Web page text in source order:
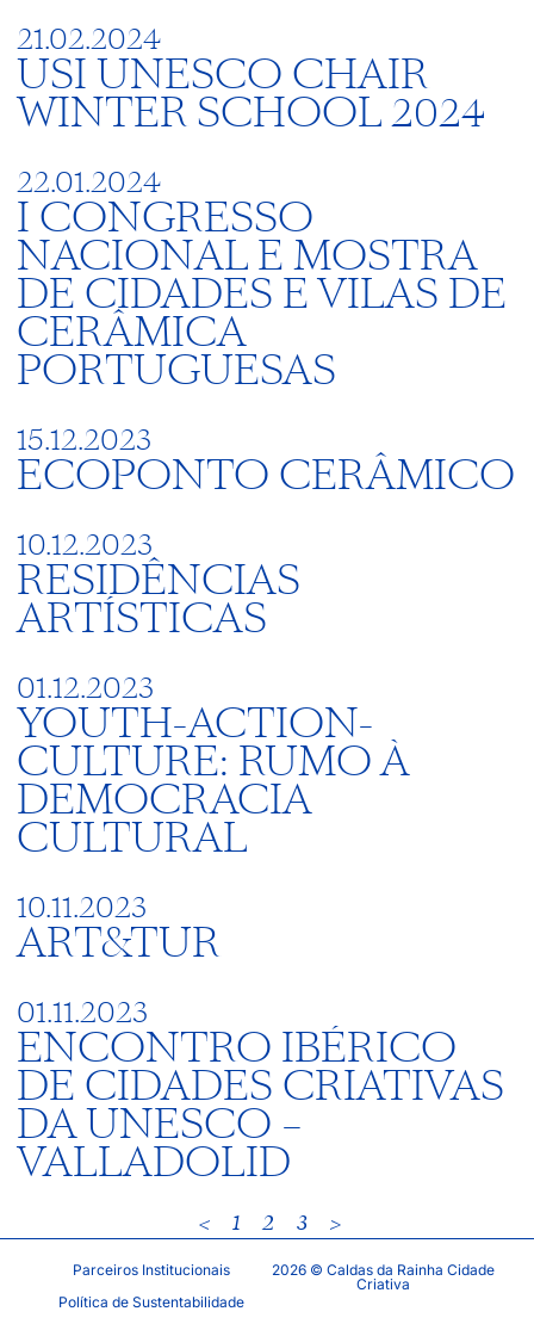
21.02.2024
USI UNESCO CHAIR
WINTER SCHOOL 2024
22.01.2024
I CONGRESSO
NACIONAL E MOSTRA
DE CIDADES E VILAS DE
CERÂMICA
PORTUGUESAS
15.12.2023
ECOPONTO CERÂMICO
10.12.2023
RESIDÊNCIAS
ARTÍSTICAS
01.12.2023
YOUTH-ACTION-
CULTURE: RUMO À
DEMOCRACIA
CULTURAL
10.11.2023
ART&TUR
01.11.2023
ENCONTRO IBÉRICO
DE CIDADES CRIATIVAS
DA UNESCO –
VALLADOLID
< 1 2 3 >
Parceiros Institucionais
Política de Sustentabilidade
2026 © Caldas da Rainha Cidade
Criativa